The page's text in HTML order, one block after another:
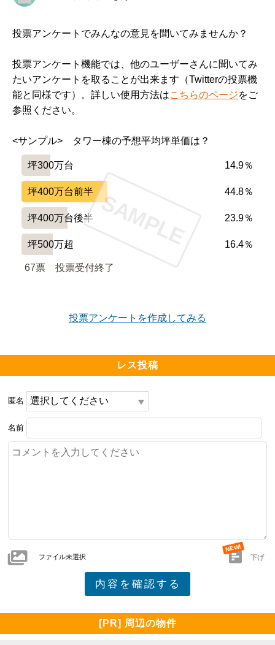
投票アンケートでみんなの意見を聞いてみませんか？
投票アンケート機能では、他のユーザーさんに聞いてみ
たいアンケートを取ることが出来ます（Twitterの投票機
能と同様です）。詳しい使用方法はこちらのページをご
参照ください。
<サンプル>　タワー棟の予想平均坪単価は？
坪300万台 14.9％
坪400万台前半 44.8％
坪400万台後半 23.9％
坪500万超 16.4％
67票 投票受付終了
SAMPLE
投票アンケートを作成してみる
レス投稿
匿名
名前
ファイル未選択 下げ
[PR] 周辺の物件